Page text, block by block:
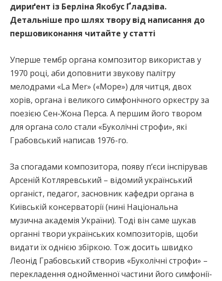
дириґент із Берліна Якобус Ґладзіва.
Детальніше про шлях твору від написання до
першовиконання читайте у статті
Уперше тембр органа композитор використав у
1970 році, аби доповнити звукову палітру
мелодрами «La Mer» («Море») для читця, двох
хорів, органа і великого симфонічного оркестру за
поезією Сен-Жона Перса. А першим його твором
для органа соло стали «Буколічні строфи», які
Грабовський написав 1976-го.
За спогадами композитора, появу пʼєси інспірував
Арсеній Котляревський – відомий український
органіст, педагог, засновник кафедри органа в
Київській консерваторії (нині Національна
музична академія України). Тоді він саме шукав
органні твори українських композиторів, щоби
видати їх однією збіркою. Тож досить швидко
Леонід Грабовський створив «Буколічні строфи» –
перекладення однойменної частини його симфонії-